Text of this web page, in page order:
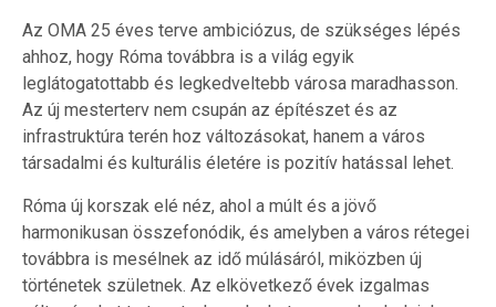
Az OMA 25 éves terve ambiciózus, de szükséges lépés
ahhoz, hogy Róma továbbra is a világ egyik
leglátogatottabb és legkedveltebb városa maradhasson.
Az új mesterterv nem csupán az építészet és az
infrastruktúra terén hoz változásokat, hanem a város
társadalmi és kulturális életére is pozitív hatással lehet.
Róma új korszak elé néz, ahol a múlt és a jövő
harmonikusan összefonódik, és amelyben a város rétegei
továbbra is mesélnek az idő múlásáról, miközben új
történetek születnek. Az elkövetkező évek izgalmas